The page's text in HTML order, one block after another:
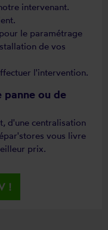
intervenant.
le paramétrage
de vos
l'intervention.
panne ou de
d'une centralisation
vous livre
prix.
!